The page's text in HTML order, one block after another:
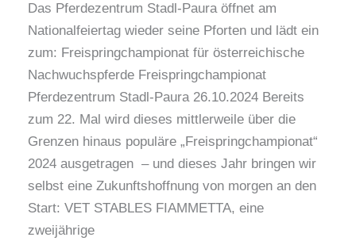
Das Pferdezentrum Stadl-Paura öffnet am
Nationalfeiertag wieder seine Pforten und lädt ein
zum: Freispringchampionat für österreichische
Nachwuchspferde Freispringchampionat
Pferdezentrum Stadl-Paura 26.10.2024 Bereits
zum 22. Mal wird dieses mittlerweile über die
Grenzen hinaus populäre „Freispringchampionat“
2024 ausgetragen – und dieses Jahr bringen wir
selbst eine Zukunftshoffnung von morgen an den
Start: VET STABLES FIAMMETTA, eine
zweijährige